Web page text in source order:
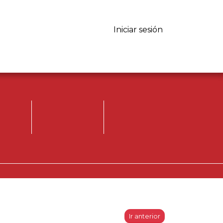
Iniciar sesión
Registrese, para
opinar.
Ir anterior